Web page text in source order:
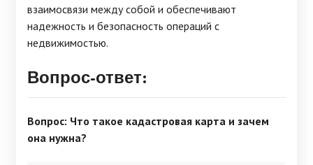
взаимосвязи между собой и обеспечивают
надежность и безопасность операций с
недвижимостью.
Вопрос-ответ:
Вопрос: Что такое кадастровая карта и зачем
она нужна?